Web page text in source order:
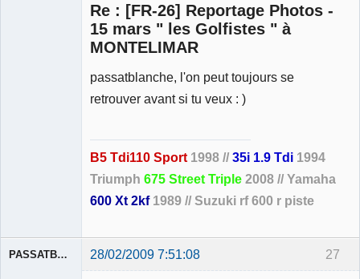
Re : [FR-26] Reportage Photos -
15 mars " les Golfistes " à
MONTELIMAR
passatblanche, l'on peut toujours se
retrouver avant si tu veux : )
B5 Tdi110 Sport 1998 // 35i 1.9 Tdi 1994
Triumph 675 Street Triple 2008 // Yamaha
600 Xt 2kf1989 // Suzuki rf 600 r piste
27
PASSATBLANCHE 28/02/2009 7:51:08